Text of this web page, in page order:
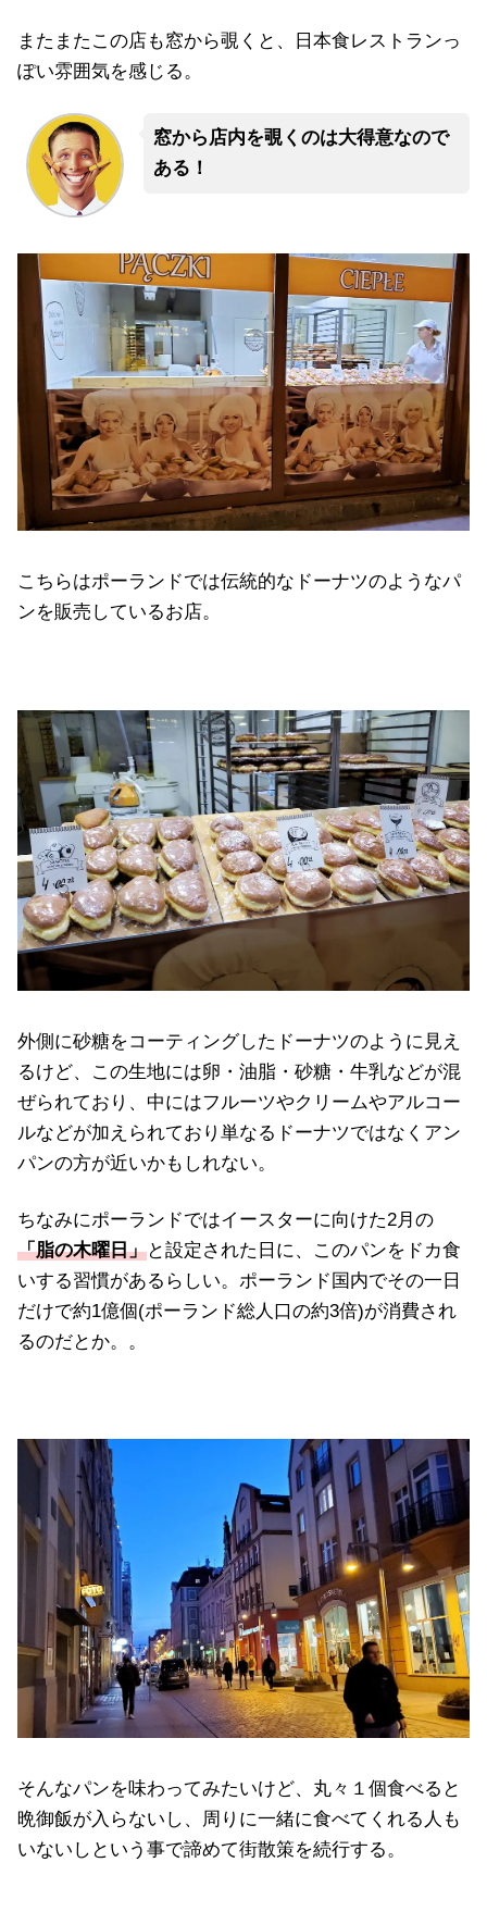
またまたこの店も窓から覗くと、日本食レストランっ
ぽい雰囲気を感じる。
窓から店内を覗くのは大得意なので
ある！
こちらはポーランドでは伝統的なドーナツのようなパ
ンを販売しているお店。
外側に砂糖をコーティングしたドーナツのように見え
るけど、この生地には卵・油脂・砂糖・牛乳などが混
ぜられており、中にはフルーツやクリームやアルコー
ルなどが加えられており単なるドーナツではなくアン
パンの方が近いかもしれない。
ちなみにポーランドではイースターに向けた2月の
「脂の木曜日」と設定された日に、このパンをドカ食
いする習慣があるらしい。ポーランド国内でその一日
だけで約1億個(ポーランド総人口の約3倍)が消費され
るのだとか。。
そんなパンを味わってみたいけど、丸々１個食べると
晩御飯が入らないし、周りに一緒に食べてくれる人も
いないしという事で諦めて街散策を続行する。